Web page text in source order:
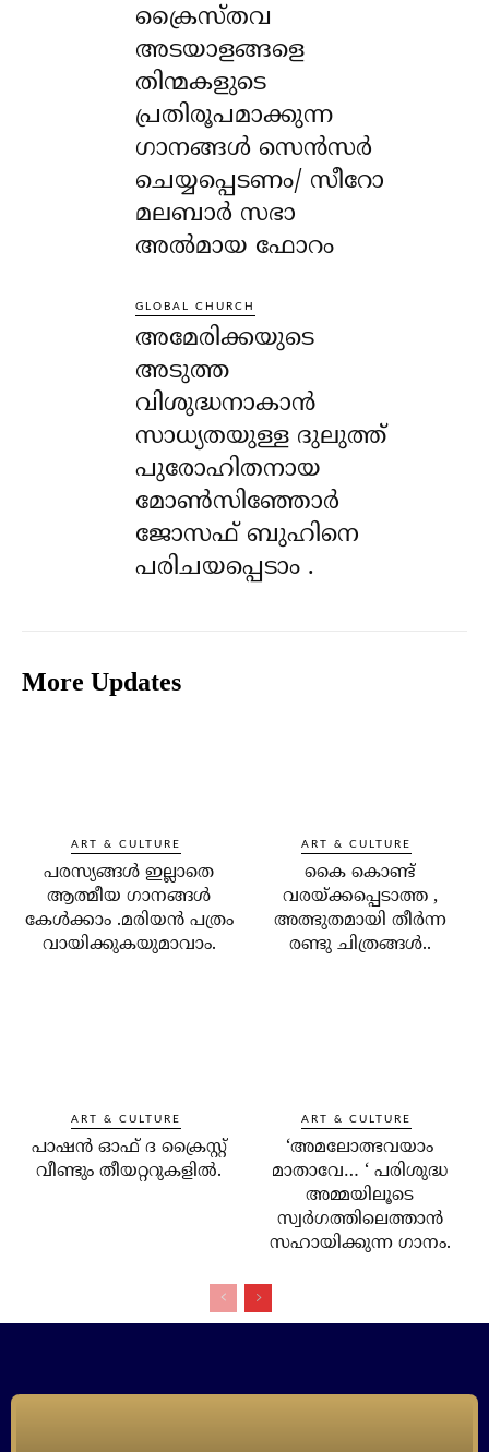
ക്രൈസ്തവ
അടയാളങ്ങളെ
തിന്മകളുടെ
പ്രതിരൂപമാക്കുന്ന
ഗാനങ്ങൾ സെൻസർ
ചെയ്യപ്പെടണം/ സീറോ
മലബാർ സഭാ
അൽമായ ഫോറം
GLOBAL CHURCH
അമേരിക്കയുടെ
അടുത്ത
വിശുദ്ധനാകാൻ
സാധ്യതയുള്ള ദുലുത്ത്
പുരോഹിതനായ
മോൺസിഞ്ഞോർ
ജോസഫ് ബുഹിനെ
പരിചയപ്പെടാം .
More Updates
ART & CULTURE
പരസ്യങ്ങൾ ഇല്ലാതെ
ആത്മീയ ഗാനങ്ങൾ
കേൾക്കാം .മരിയൻ പത്രം
വായിക്കുകയുമാവാം.
ART & CULTURE
കൈ കൊണ്ട്
വരയ്ക്കപ്പെടാത്ത ,
അത്ഭുതമായി തീര്‍ന്ന
രണ്ടു ചിത്രങ്ങള്‍..
ART & CULTURE
പാഷന്‍ ഓഫ് ദ ക്രൈസ്റ്റ്
വീണ്ടും തീയറ്ററുകളില്‍.
ART & CULTURE
‘അമലോത്ഭവയാം
മാതാവേ… ‘ പരിശുദ്ധ
അമ്മയിലൂടെ
സ്വര്‍ഗത്തിലെത്താന്‍
സഹായിക്കുന്ന ഗാനം.